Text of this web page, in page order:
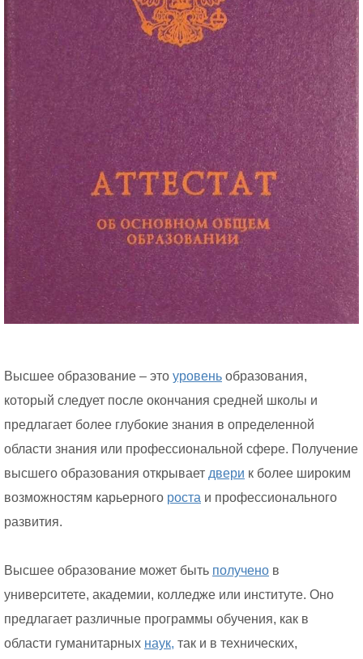
Высшее образование – это уровень образования,
который следует после окончания средней школы и
предлагает более глубокие знания в определенной
области знания или профессиональной сфере. Получение
высшего образования открывает двери к более широким
возможностям карьерного роста и профессионального
развития.
Высшее образование может быть получено в
университете, академии, колледже или институте. Оно
предлагает различные программы обучения, как в
области гуманитарных наук, так и в технических,